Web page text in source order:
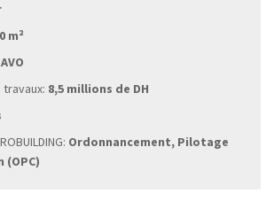
m²
8,5 millions de DH
Ordonnancement, Pilotage